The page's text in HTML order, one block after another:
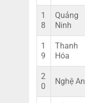
1
8
Quảng
Ninh
1
9
Thanh
Hóa
2
0
Nghệ An